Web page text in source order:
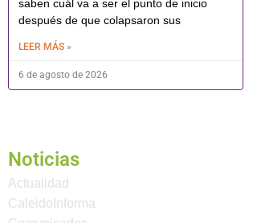
saben cuál va a ser el punto de inicio
después de que colapsaron sus
LEER MÁS »
6 de agosto de 2026
Noticias
Actualidad
CaleidoInforma